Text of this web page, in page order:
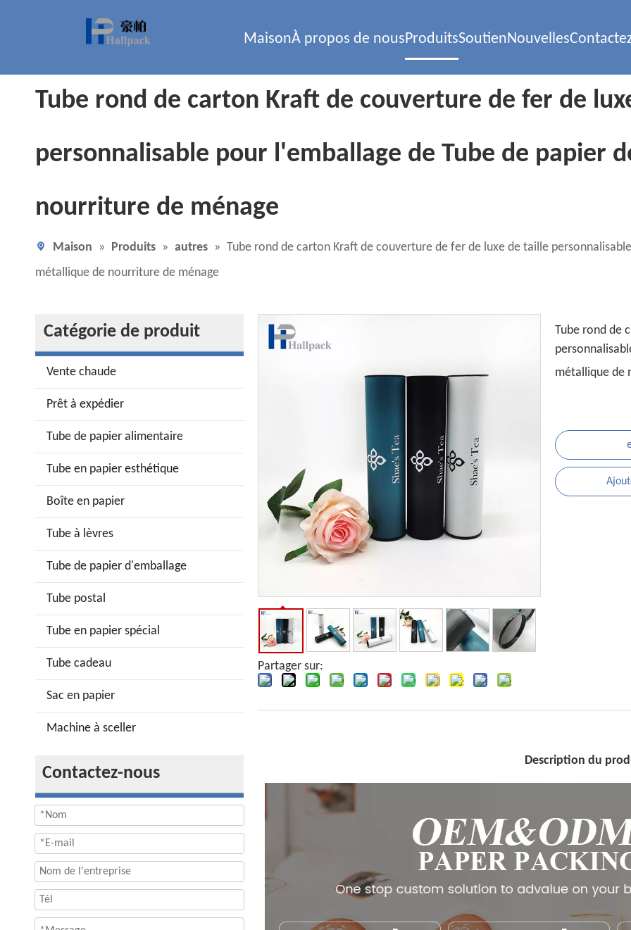
MaisonÀ propos de nousProduitsSoutienNouvelles
Tube rond de carton Kraft de couverture de fer de
personnalisable pour l'emballage de Tube de papier
nourriture de ménage
Maison » Produits » autres » Tube rond de carton Kraft de couverture de fer de luxe de taille
métallique de nourriture de ménage
Catégorie de produit
Vente chaude
Prêt à expédier
Tube de papier alimentaire
Tube en papier esthétique
Boîte en papier
Tube à lèvres
Tube de papier d'emballage
Tube postal
Tube en papier spécial
Tube cadeau
Sac en papier
Machine à sceller
Contactez-nous
Partager sur:
Tube rond de
métallique de
Description du